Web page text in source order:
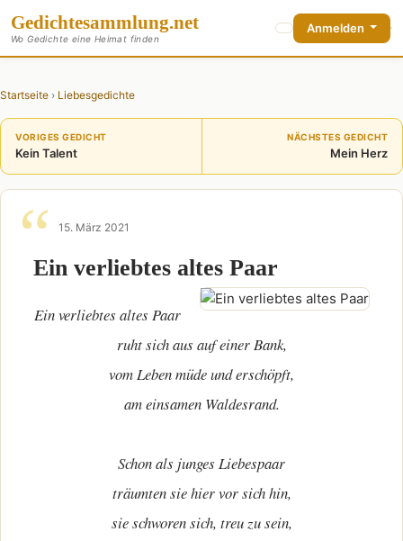
Gedichtesammlung.net
Wo Gedichte eine Heimat finden
Anmelden
Startseite › Liebesgedichte
VORIGES GEDICHT
Kein Talent
NÄCHSTES GEDICHT
Mein Herz
15. März 2021
Ein verliebtes altes Paar
Ein verliebtes altes Paar
ruht sich aus auf einer Bank,
vom Leben müde und erschöpft,
am einsamen Waldesrand.
Schon als junges Liebespaar
träumten sie hier vor sich hin,
sie schworen sich, treu zu sein,